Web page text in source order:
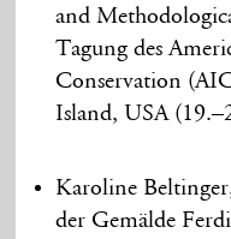
and
Tagung des
Conservation
Island, USA
Karoline
der Gemälde